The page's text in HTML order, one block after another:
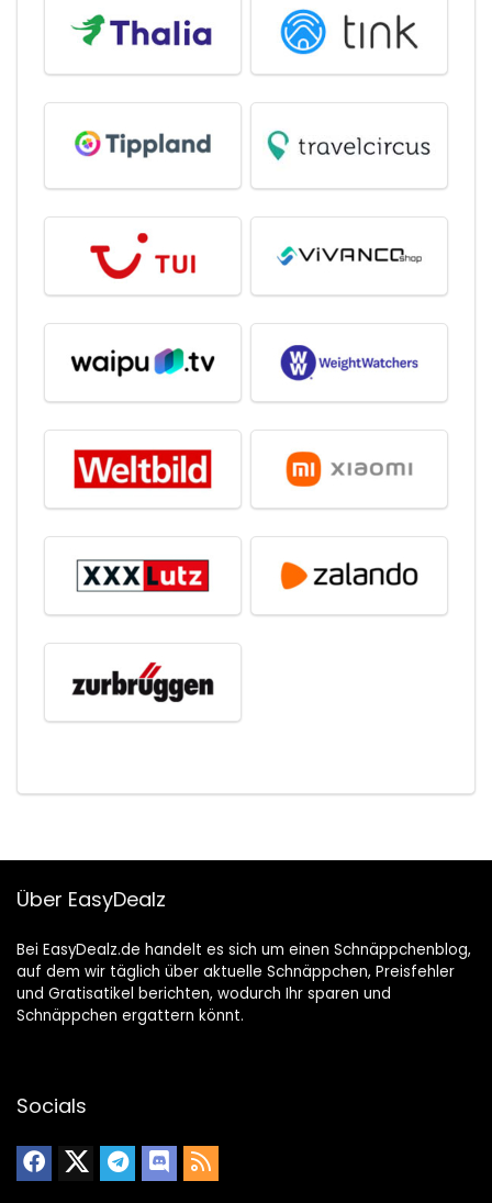
Über EasyDealz
Bei EasyDealz.de handelt es sich um einen Schnäppchenblog,
auf dem wir täglich über aktuelle Schnäppchen, Preisfehler
und Gratisatikel berichten, wodurch Ihr sparen und
Schnäppchen ergattern könnt.
Socials